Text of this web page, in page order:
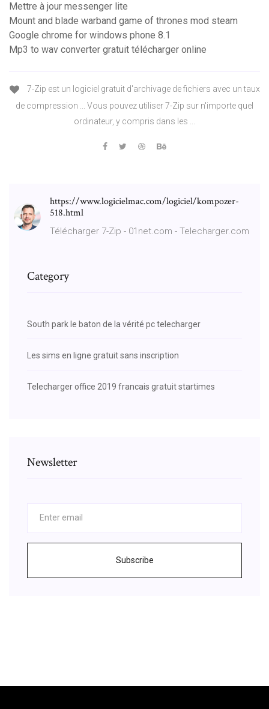
Mettre à jour messenger lite
Mount and blade warband game of thrones mod steam
Google chrome for windows phone 8.1
Mp3 to wav converter gratuit télécharger online
7-Zip est un logiciel gratuit d'archivage de fichiers avec un taux
de compression ... Vous pouvez utiliser 7-Zip sur n'importe quel
ordinateur, y compris dans les ...
https://www.logicielmac.com/logiciel/kompozer-
518.html
Télécharger 7-Zip - 01net.com - Telecharger.com
Category
South park le baton de la vérité pc telecharger
Les sims en ligne gratuit sans inscription
Telecharger office 2019 francais gratuit startimes
Newsletter
Subscribe